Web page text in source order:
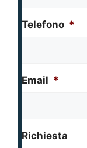
Telefono *
Email *
Richiesta